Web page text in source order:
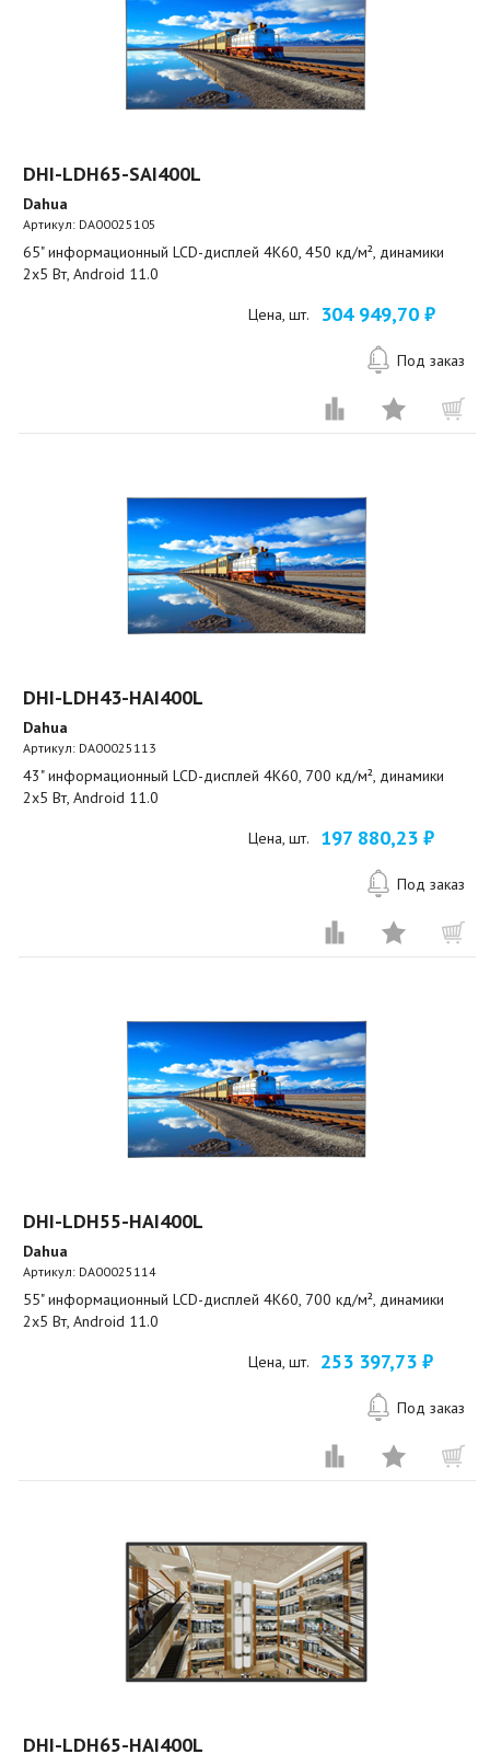
DHI-LDH65-SAI400L
Dahua
Артикул: DA00025105
65" информационный LCD-дисплей 4K60, 450 кд/м², динамики
2x5 Вт, Android 11.0
Цена, шт. 304 949,70 ₽
Под заказ
DHI-LDH43-HAI400L
Dahua
Артикул: DA00025113
43" информационный LCD-дисплей 4K60, 700 кд/м², динамики
2x5 Вт, Android 11.0
Цена, шт. 197 880,23 ₽
Под заказ
DHI-LDH55-HAI400L
Dahua
Артикул: DA00025114
55" информационный LCD-дисплей 4K60, 700 кд/м², динамики
2x5 Вт, Android 11.0
Цена, шт. 253 397,73 ₽
Под заказ
DHI-LDH65-HAI400L